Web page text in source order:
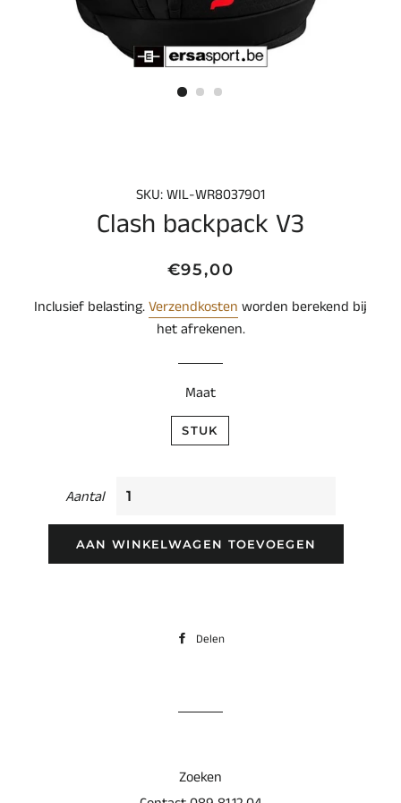
SKU: WIL-WR8037901
Clash backpack V3
Normale
Aanbiedingsprijs
€95,00
Inclusief belasting.Verzendkosten worden berekend bij
het afrekenen.
Maat
STUK
Aantal
AAN WINKELWAGEN TOEVOEGEN
Delen
Zoeken